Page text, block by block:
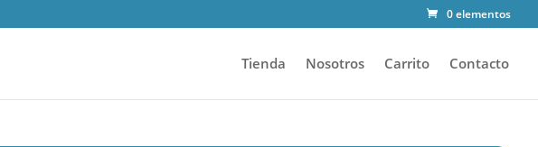
0 elementos
Tienda Nosotros Carrito Contacto